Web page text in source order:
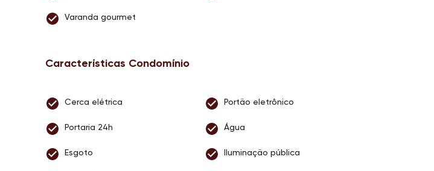
Varanda gourmet
Características Condomínio
Cerca elétrica Portão eletrônico
Portaria 24h Água
Esgoto Iluminação pública